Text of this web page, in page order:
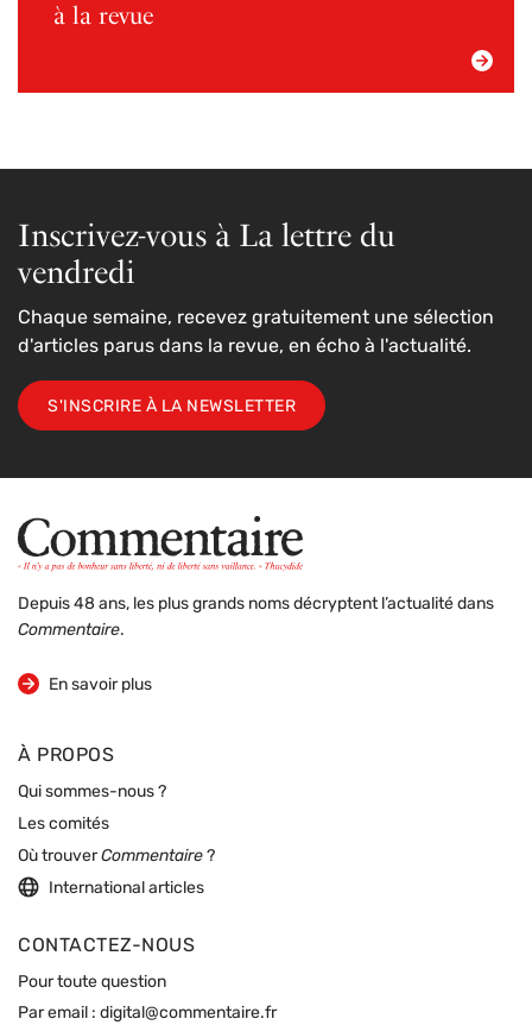
à la revue
Inscrivez-vous à La lettre du
vendredi
Chaque semaine, recevez gratuitement une sélection
d'articles parus dans la revue, en écho à l'actualité.
S'INSCRIRE À LA NEWSLETTER
Depuis 48 ans, les plus grands noms décryptent l’actualité dans
Commentaire.
En savoir plus
sur la revue
À PROPOS
Qui sommes-nous ?
Les comités
Où trouverCommentaire ?
International articles
CONTACTEZ-NOUS
Pour toute question
Par email : digital@commentaire.fr